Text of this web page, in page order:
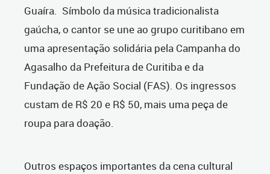
Guaíra. Símbolo da música tradicionalista
gaúcha, o cantor se une ao grupo curitibano em
uma apresentação solidária pela Campanha do
Agasalho da Prefeitura de Curitiba e da
Fundação de Ação Social (FAS). Os ingressos
custam de R$ 20 e R$ 50, mais uma peça de
roupa para doação.
Outros espaços importantes da cena cultural